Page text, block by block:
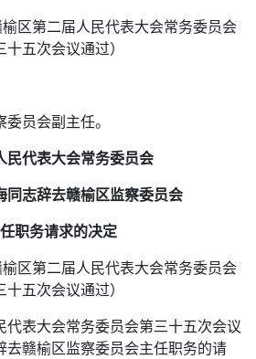
区第二届人民代表大会常务委员会
十五次会议通过）
员会副主任。
民代表大会常务委员会
同志辞去赣榆区监察委员会
职务请求的决定
区第二届人民代表大会常务委员会
十五次会议通过）
表大会常务委员会第三十五次会议
去赣榆区监察委员会主任职务的请